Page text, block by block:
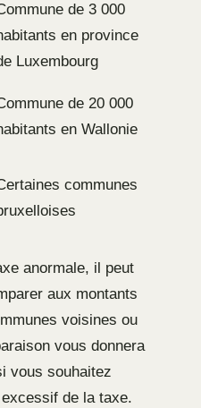
de 3 000
en province
Luxembourg
de 20 000
en Wallonie
communes
anormale, il peut
aux montants
voisines ou
vous donnera
vous souhaitez
de la taxe.